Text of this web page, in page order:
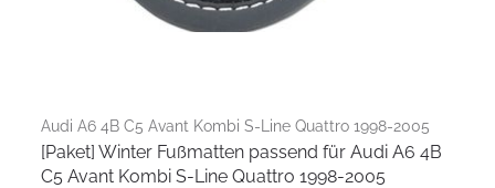
Audi A6 4B C5 Avant Kombi S-Line Quattro 1998-2005
[Paket] Winter Fußmatten passend für Audi A6 4B
C5 Avant Kombi S-Line Quattro 1998-2005